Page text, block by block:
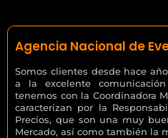
Agencia Nacional de
Somos clientes desde hace
a la excelente
tenemos con la Coordinadora
caracterizan por la
Precios, que son una muy
Mercado, así como también la